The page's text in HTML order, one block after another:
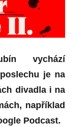
vychází
je na
divadla i na
například
Podcast.